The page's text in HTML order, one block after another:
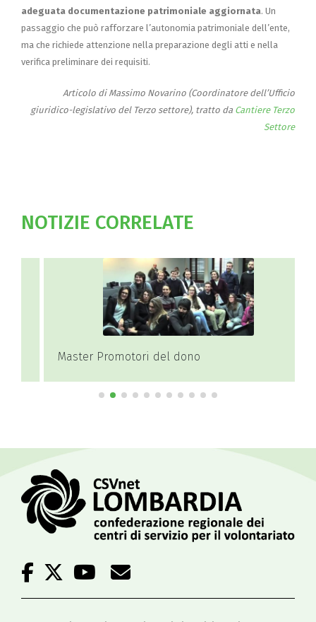
adeguata documentazione patrimoniale aggiornata. Un
passaggio che può rafforzare l’autonomia patrimoniale dell’ente,
ma che richiede attenzione nella preparazione degli atti e nella
verifica preliminare dei requisiti.
Articolo di Massimo Novarino (Coordinatore dell’Ufficio
giuridico-legislativo del Terzo settore), tratto da Cantiere Terzo
Settore
NOTIZIE CORRELATE
Master Promotori del dono